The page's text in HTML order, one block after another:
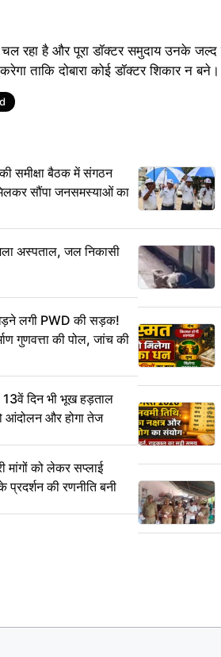
रहा है और पूरा डॉक्टर समुदाय उनके जल्द
ताकि दोबारा कोई डॉक्टर शिकार न बने।
समीक्षा बैठक में संगठन
सौंपा जनसमस्याओं का
अस्पताल, जल निकासी
लगी PWD की सड़क!
गुणवत्ता की पोल, जांच की
13वें दिन भी भूख हड़ताल
आंदोलन और होगा तेज
को लेकर सप्लाई
की रणनीति बनी